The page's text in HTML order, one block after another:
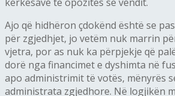
Ajo që hidhëron çdokënd është se
për zgjedhjet, jo vetëm nuk marrin
vjetra, por as nuk ka përpjekje që
dorë nga financimet e dyshimta në
apo administrimit të votës, mënyrës
administrata zgjedhore. Në logjikën